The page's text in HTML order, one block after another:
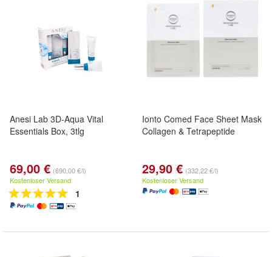
Anesi Lab 3D-Aqua Vital
Essentials Box, 3tlg
69,00 € (690,00 €/l)
Kostenloser Versand
1
Ionto Comed Face Sheet Mask
Collagen & Tetrapeptide
29,90 € (332,22 €/l)
Kostenloser Versand